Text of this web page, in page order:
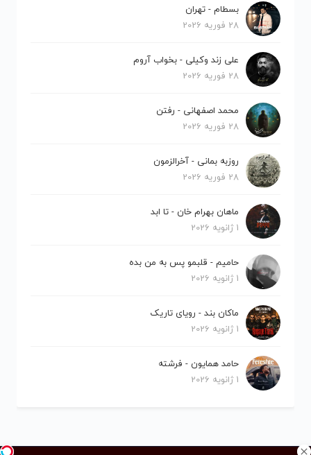
بسطام - تهران
28 فوریه 2026
علی زند وکیلی - بخواب آروم
28 فوریه 2026
محمد اصفهانی - رفتن
28 فوریه 2026
روزبه بمانی - آخرالزمون
28 فوریه 2026
ماهان بهرام خان - تا ابد
1 ژانویه 2026
حامیم - قلبمو پس به من بده
1 ژانویه 2026
ماکان بند - رویای تاریک
1 ژانویه 2026
حامد همایون - فرشته
1 ژانویه 2026